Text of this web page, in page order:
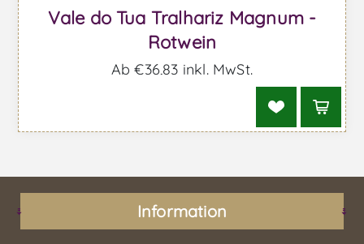
Vale do Tua Tralhariz Magnum -
Rotwein
Ab €36,83 inkl. MwSt.
Information